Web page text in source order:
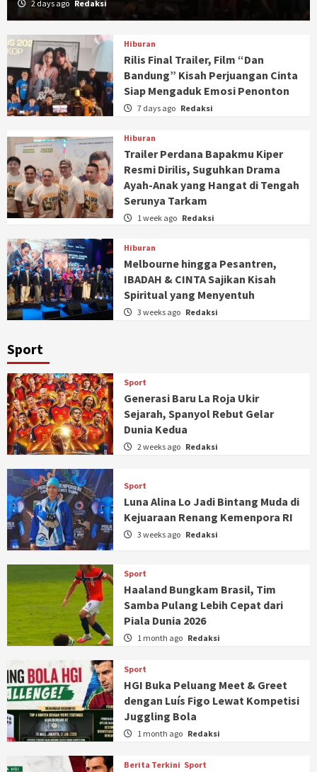
2 days ago Redaksi
Hiburan
Rilis Final Trailer, Film “Dan
Bandung” Kisah Perjuangan Cinta
Siap Mengaduk Emosi Penonton
7 days ago Redaksi
Hiburan
Trailer Perdana Bapakmu Kiper
Resmi Dirilis, Suguhkan Drama
Ayah-Anak yang Hangat di Tengah
Serunya Tarkam
1 week ago Redaksi
Hiburan
Melbourne hingga Pesantren,
IBADAH & CINTA Sajikan Kisah
Spiritual yang Menyentuh
3 weeks ago Redaksi
Sport
Sport
Generasi Baru La Roja Ukir
Sejarah, Spanyol Rebut Gelar
Dunia Kedua
2 weeks ago Redaksi
Sport
Luna Alina Lo Jadi Bintang Muda di
Kejuaraan Renang Kemenpora RI
3 weeks ago Redaksi
Sport
Haaland Bungkam Brasil, Tim
Samba Pulang Lebih Cepat dari
Piala Dunia 2026
1 month ago Redaksi
Sport
HGI Buka Peluang Meet & Greet
dengan Luís Figo Lewat Kompetisi
Juggling Bola
1 month ago Redaksi
Berita Terkini Sport